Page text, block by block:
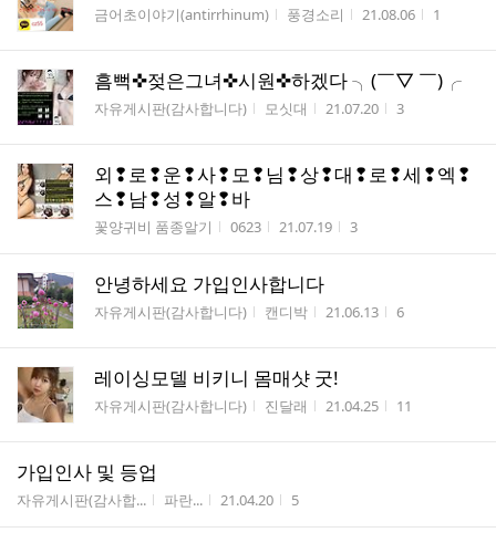
게시판명
금어초이야기(antirrhinum) 작성자
풍경소리 작성시간
21.08.06 조회수
1
흠뻑✜젖은그녀✜시원✜하겠다 ╮(￣▽ ￣)╭
게시판명
자유게시판(감사합니다) 작성자
모싯대 작성시간
21.07.20 조회수
3
외❢로❢운❢사❢모❢님❢상❢대❢로❢세❢엑❢
스❢남❢성❢알❢바
게시판명
꽃양귀비 품종알기 작성자
0623 작성시간
21.07.19 조회수
3
안녕하세요 가입인사합니다
게시판명
자유게시판(감사합니다) 작성자
캔디박 작성시간
21.06.13 조회수
6
레이싱모델 비키니 몸매샷 굿!
게시판명
자유게시판(감사합니다) 작성자
진달래 작성시간
21.04.25 조회수
11
가입인사 및 등업
게시판명
자유게시판(감사합... 작성자
파란... 작성시간
21.04.20 조회수
5